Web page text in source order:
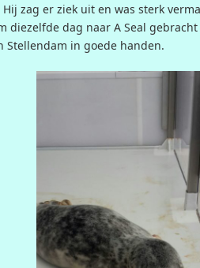
zag er ziek uit en was sterk
diezelfde dag naar A Seal
Stellendam in goede handen.